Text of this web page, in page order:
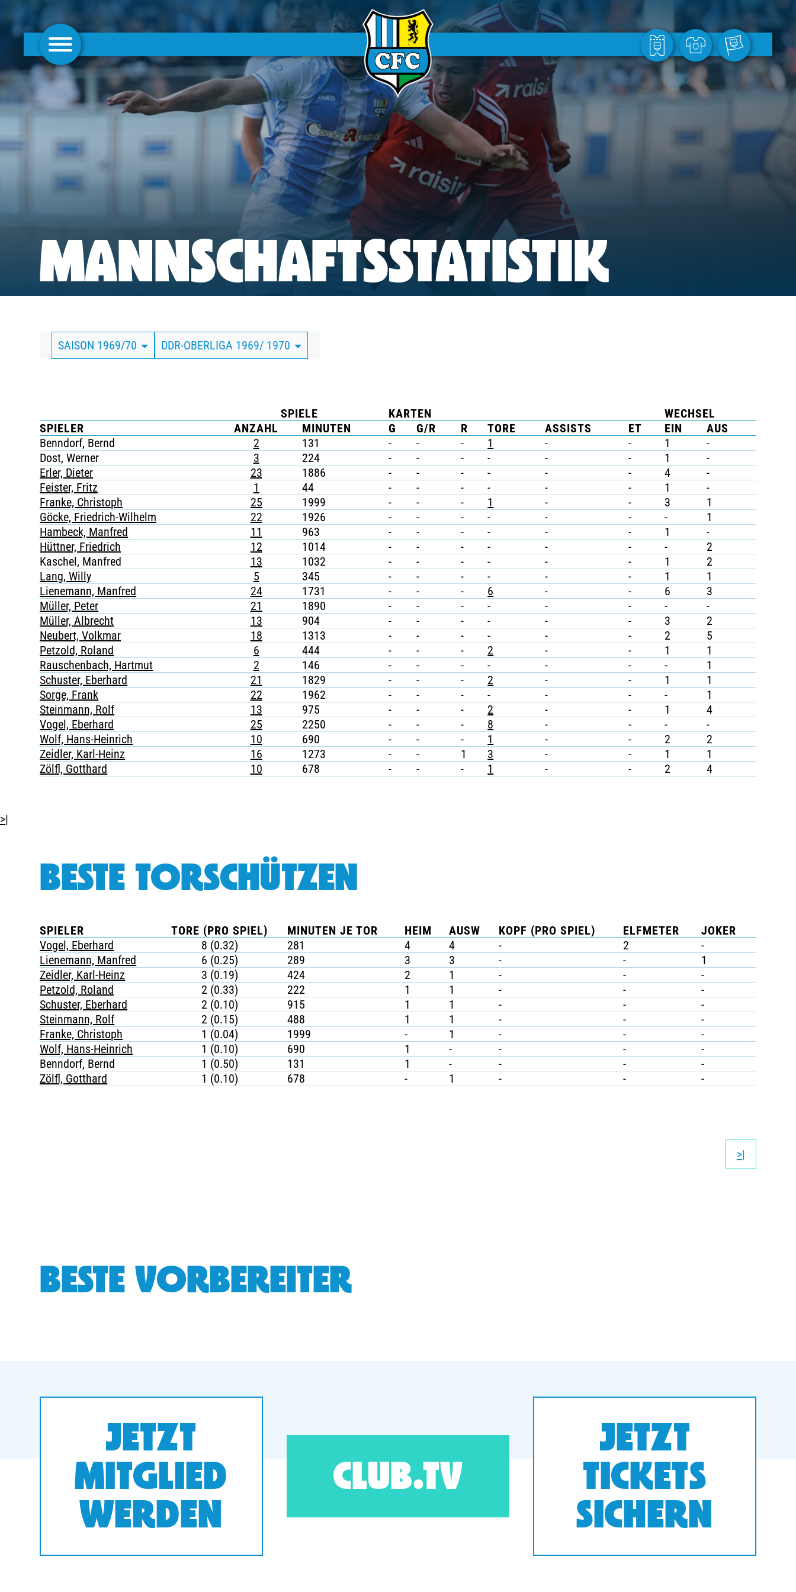
AKTUELLES
FRAUEN
CLUBMITGLIEDSCHAFT
BUSINESS
SÜDKURVE
TICKETING
MANNSCHAFTSSTATISTIK
SAISON 1969/70 DDR-OBERLIGA 1969/ 1970
SPIELE KARTEN
WECHSEL
SPIELER
ANZAHL MINUTEN G G/R R TORE ASSISTS ET EIN
AUS
Benndorf, Bernd
2 131 - - - 1 - - 1
-
Dost, Werner
3 224 - - - - - - 1
-
Erler, Dieter
23 1886 - - - - - - 4
-
Feister, Fritz
1 44 - - - - - - 1
-
Franke, Christoph
25 1999 - - - 1 - - 3
1
Göcke, Friedrich-Wilhelm
22 1926 - - - - - - -
1
Hambeck, Manfred
11 963 - - - - - - 1
-
Hüttner, Friedrich
12 1014 - - - - - - -
2
Kaschel, Manfred
13 1032 - - - - - - 1
2
Lang, Willy
5 345 - - - - - - 1
1
Lienemann, Manfred
24 1731 - - - 6 - - 6
3
Müller, Peter
21 1890 - - - - - - -
-
Müller, Albrecht
13 904 - - - - - - 3
2
Neubert, Volkmar
18 1313 - - - - - - 2
5
Petzold, Roland
6 444 - - - 2 - - 1
1
Rauschenbach, Hartmut
2 146 - - - - - - -
1
Schuster, Eberhard
21 1829 - - - 2 - - 1
1
Sorge, Frank
22 1962 - - - - - - -
1
Steinmann, Rolf
13 975 - - - 2 - - 1
4
Vogel, Eberhard
25 2250 - - - 8 - - -
-
Wolf, Hans-Heinrich
10 690 - - - 1 - - 2
2
Zeidler, Karl-Heinz
16 1273 - - 1 3 - - 1
1
Zölfl, Gotthard
10 678 - - - 1 - - 2 4
>|
BESTE TORSCHÜTZEN
SPIELER TORE (PRO SPIEL) MINUTEN JE TOR HEIM AUSW KOPF (PRO SPIEL) ELFMETER
JOKER
Vogel, Eberhard
8 (0.32) 281 4 4 - 2
-
Lienemann, Manfred
6 (0.25) 289 3 3 - -
1
Zeidler, Karl-Heinz
3 (0.19) 424 2 1 - -
-
Petzold, Roland
2 (0.33) 222 1 1 - -
-
Schuster, Eberhard
2 (0.10) 915 1 1 - -
-
Steinmann, Rolf
2 (0.15) 488 1 1 - -
-
Franke, Christoph
1 (0.04) 1999 - 1 - -
-
Wolf, Hans-Heinrich
1 (0.10) 690 1 - - -
-
Benndorf, Bernd
1 (0.50) 131 1 - - -
-
Zölfl, Gotthard
1 (0.10) 678 - 1 - - -
>|
BESTE VORBEREITER
JETZT
MITGLIED
WERDEN
CLUB.TV
JETZT
TICKETS
SICHERN